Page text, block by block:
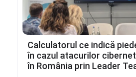
Calculatorul ce indică
în cazul atacurilor
în România prin Leader